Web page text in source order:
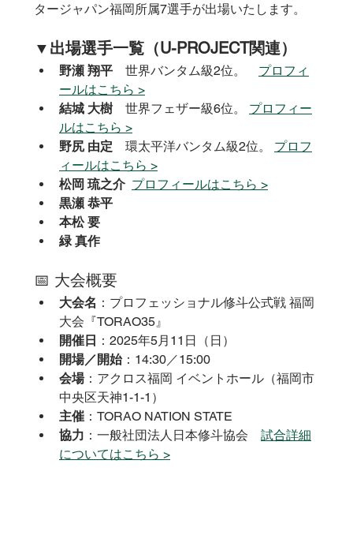
タージャパン福岡所属7選手が出場いたします。
▼出場選手一覧（U-PROJECT関連）
野瀬 翔平 世界バンタム級2位。 プロフィ
ールはこちら >
結城 大樹 世界フェザー級6位。 プロフィー
ルはこちら >
野尻 由定 環太平洋バンタム級2位。 プロフ
ィールはこちら >
松岡 琉之介 プロフィールはこちら >
黒瀬 恭平
本松 要
緑 真作
📅 大会概要
大会名 ：プロフェッショナル修斗公式戦 福岡
大会『TORAO35』
開催日 ：2025年5月11日（日）
開場／開始：14:30／15:00
会場：アクロス福岡 イベントホール（福岡市
中央区天神1-1-1）
主催 ：TORAO NATION STATE
協力 ：一般社団法人日本修斗協会 試合詳細
についてはこちら >